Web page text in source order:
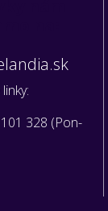
328 (Pon-